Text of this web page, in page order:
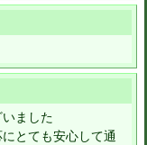
ました
とても安心して通